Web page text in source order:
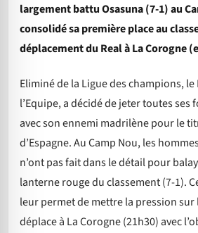
largement battu Osasuna (7-1) au
consolidé sa première place au
déplacement du Real à La Corogne
Eliminé de la Ligue des champions,
l’Equipe, a décidé de jeter toutes ses
avec son ennemi madrilène pour le
d’Espagne. Au Camp Nou, les
n’ont pas fait dans le détail pour
lanterne rouge du classement (7-1).
leur permet de mettre la pression sur
déplace à La Corogne (21h30) avec